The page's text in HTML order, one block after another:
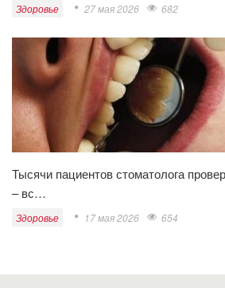
Здоровье 27 мая 2026 682
Тысячи пациентов стоматолога
– вс…
Здоровье 17 мая 2026 654